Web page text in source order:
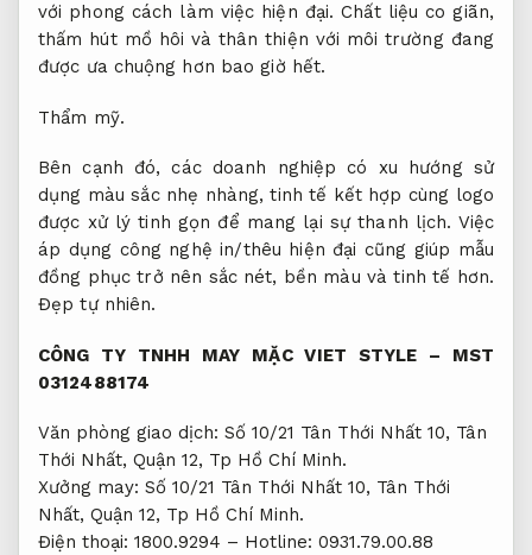
với phong cách làm việc hiện đại. Chất liệu co giãn,
thấm hút mồ hôi và thân thiện với môi trường đang
được ưa chuộng hơn bao giờ hết.
Thẩm mỹ.
Bên cạnh đó, các doanh nghiệp có xu hướng sử
dụng màu sắc nhẹ nhàng, tinh tế kết hợp cùng logo
được xử lý tinh gọn để mang lại sự thanh lịch. Việc
áp dụng công nghệ in/thêu hiện đại cũng giúp mẫu
đồng phục trở nên sắc nét, bền màu và tinh tế hơn.
Đẹp tự nhiên.
CÔNG TY TNHH MAY MẶC VIET STYLE – MST
0312488174
Văn phòng giao dịch: Số 10/21 Tân Thới Nhất 10, Tân
Thới Nhất, Quận 12, Tp Hồ Chí Minh.
Xưởng may: Số 10/21 Tân Thới Nhất 10, Tân Thới
Nhất, Quận 12, Tp Hồ Chí Minh.
Điện thoại: 1800.9294 – Hotline: 0931.79.00.88